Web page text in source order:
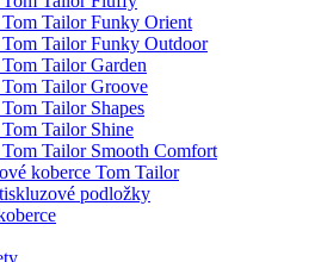
Tailor Funky Orient
Tailor Funky Outdoor
Tailor Garden
Tailor Groove
Tailor Shapes
Tailor Shine
Tailor Smooth Comfort
koberce Tom Tailor
podložky